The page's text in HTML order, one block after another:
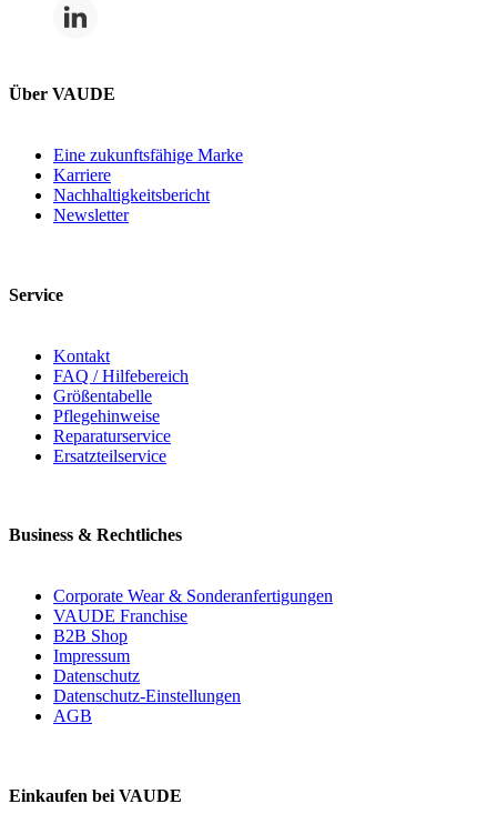
Über VAUDE
Eine zukunftsfähige Marke
Karriere
Nachhaltigkeitsbericht
Newsletter
Service
Kontakt
FAQ / Hilfebereich
Größentabelle
Pflegehinweise
Reparaturservice
Ersatzteilservice
Business & Rechtliches
Corporate Wear & Sonderanfertigungen
VAUDE Franchise
B2B Shop
Impressum
Datenschutz
Datenschutz-Einstellungen
AGB
Einkaufen bei VAUDE